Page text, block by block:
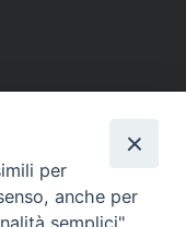
per
anche per